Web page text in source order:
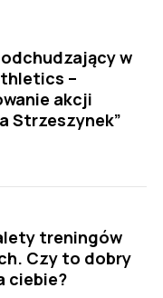
w
–
akcji
Strzeszynek”
treningów
Czy to dobry
ciebie?